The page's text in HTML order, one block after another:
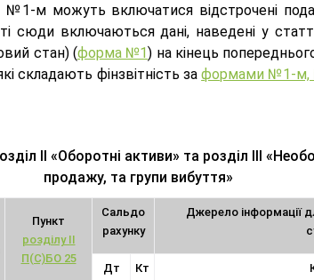
м можуть включатися відстрочені
сюди включаються дані, наведені у
стан) (форма №1) на кінець
складають фінзвітність заформами №1-
ІІ «Оборотні активи» та розділ ІІІ
продажу, та групи вибуття»
Пункт
розділу ІІ
П(С)БО 25
Сальдо
рахунку
Джерело інформації
Дт Кт